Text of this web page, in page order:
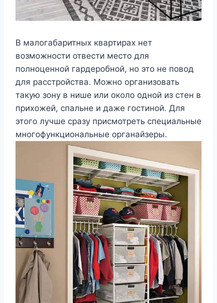
В малогабаритных квартирах нет
возможности отвести место для
полноценной гардеробной, но это не повод
для расстройства. Можно организовать
такую зону в нише или около одной из стен в
прихожей, спальне и даже гостиной. Для
этого лучше сразу присмотреть специальные
многофункциональные органайзеры.